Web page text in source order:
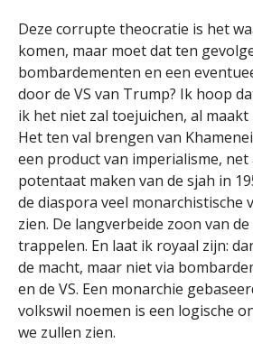
Deze corrupte theocratie is het
komen, maar moet dat ten
bombardementen en een
door de VS van Trump? Ik hoop
ik het niet zal toejuichen, al
Het ten val brengen van
een product van imperialisme,
potentaat maken van de sjah in
de diaspora veel monarchistische
zien. De langverbeide zoon van
trappelen. En laat ik royaal zijn:
de macht, maar niet via
en de VS. Een monarchie
volkswil noemen is een logische
we zullen zien.